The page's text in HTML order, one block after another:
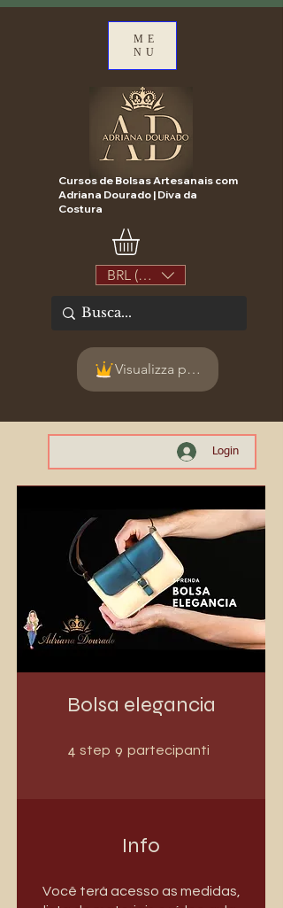
ME
NU
Cursos de Bolsas Artesanais com
Adriana Dourado | Diva da
Costura
BRL (R$)
Visualizza punti
Login
Bolsa elegancia
4 step 9 partecipanti
Info
Você terá acesso as medidas,